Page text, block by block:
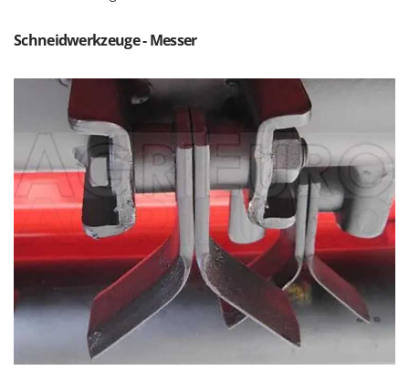
Palettengabeln für Traktoren
Pflüge für Traktor
Planierschilder für Traktoren
Plasmaschneider
Poolroboter
Pools
Poolstaubsauger
R
Rasenmäher
Rasensodenschneider
Rasentraktoren Aufsitzmäher
Rasentrimmer - Kantenschneider
Francini
G3 Ferrari
Gardena
Garofalo
GeoTech
GeoTech Pro
Gierre
Ginko - MGM
Gipeco
Girmi
Goodyear
GRAEF
Schneidwerkzeuge - Messer